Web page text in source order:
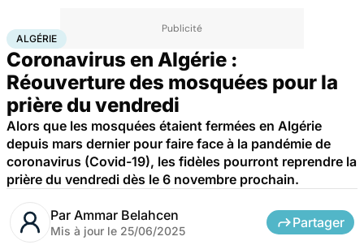
AccueilSanté
ALGÉRIE
Coronavirus en Algérie :
Réouverture des mosquées pour la
prière du vendredi
Alors que les mosquées étaient fermées en Algérie
depuis mars dernier pour faire face à la pandémie de
coronavirus (Covid-19), les fidèles pourront reprendre la
prière du vendredi dès le 6 novembre prochain.
Par Ammar Belahcen
Mis à jour le 25/06/2025
Partager